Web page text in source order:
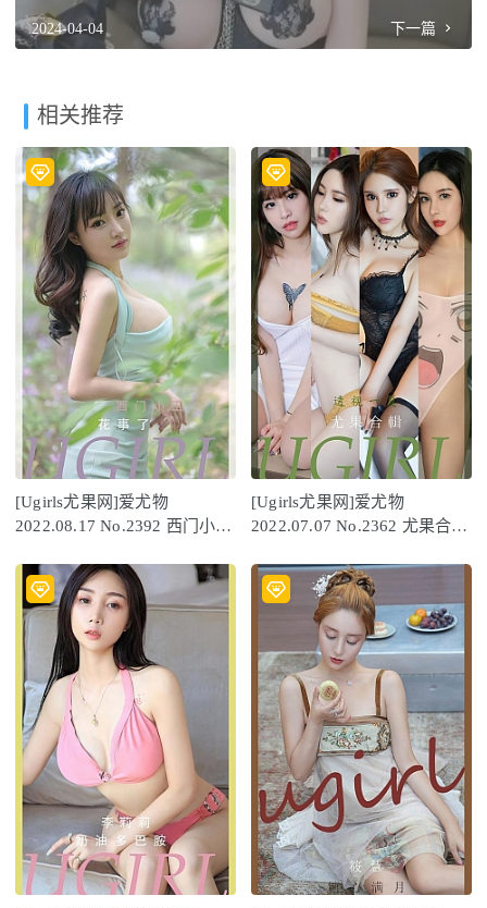
2024-04-04 下一篇
相关推荐
[Ugirls尤果网]爱尤物
2022.08.17 No.2392 西门小玉
[Ugirls尤果网]爱尤物
2022.07.07 No.2362 尤果合辑